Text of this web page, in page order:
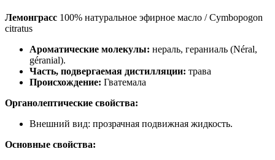
Лемонграсс 100% натуральное эфирное масло / Cymbopogon
citratus
Ароматические молекулы: нераль, гераниаль (Néral,
géranial).
Часть, подвергаемая дистилляции: трава
Происхождение: Гватемала
Органолептические свойства:
Внешний вид: прозрачная подвижная жидкость.
Основные свойства: